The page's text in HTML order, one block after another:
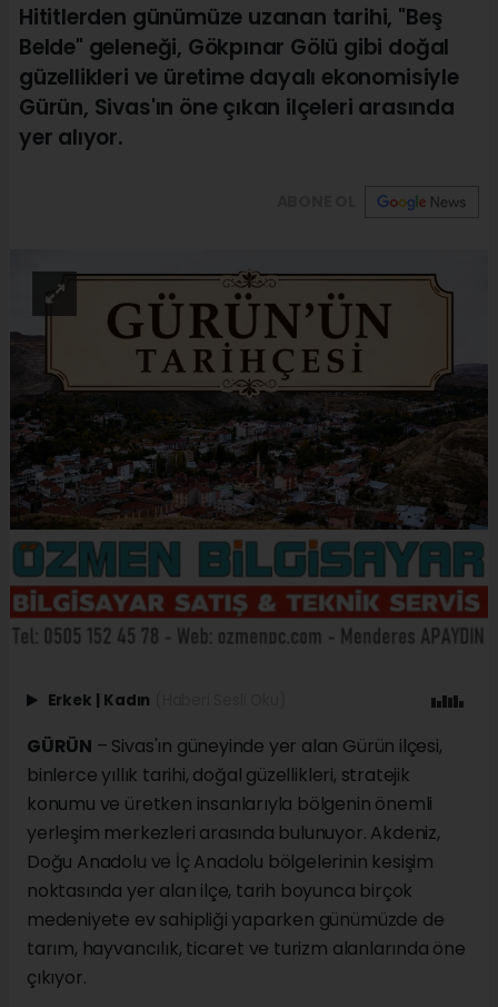
Hititlerden günümüze uzanan tarihi, "Beş
Belde" geleneği, Gökpınar Gölü gibi doğal
güzellikleri ve üretime dayalı ekonomisiyle
Gürün, Sivas'ın öne çıkan ilçeleri arasında
yer alıyor.
Erkek | Kadın
GÜRÜN – Sivas'ın güneyinde yer alan Gürün ilçesi,
binlerce yıllık tarihi, doğal güzellikleri, stratejik
konumu ve üretken insanlarıyla bölgenin önemli
yerleşim merkezleri arasında bulunuyor. Akdeniz,
Doğu Anadolu ve İç Anadolu bölgelerinin kesişim
noktasında yer alan ilçe, tarih boyunca birçok
medeniyete ev sahipliği yaparken günümüzde de
tarım, hayvancılık, ticaret ve turizm alanlarında öne
çıkıyor.